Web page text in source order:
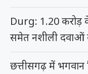
Durg: 1.20 करोड़ के
समेत नशीली दवाओं
छत्तीसगढ़ में